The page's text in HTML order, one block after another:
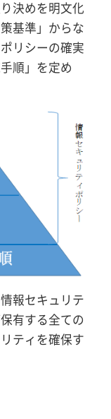
決めを明文化
基準」からな
リシーの確実
順」を定め
報セキュリテ
有する全ての
ティを確保す